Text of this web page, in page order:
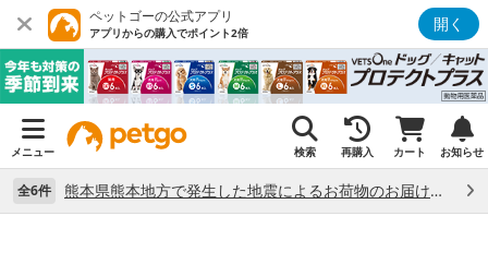
ペットゴーの公式アプリ
アプリからの購入でポイント2倍 開く
メニュー 検索 再購入 カート お知らせ
全6件 熊本県熊本地方で発生した地震によるお荷物のお届け状況について （7/28）